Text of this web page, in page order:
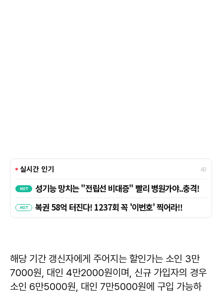
해당 기간 갱신자에게 주어지는 할인가는 소인 3만
7000원, 대인 4만2000원이며, 신규 가입자의 경우
소인 6만5000원, 대인 7만5000원에 구입 가능하